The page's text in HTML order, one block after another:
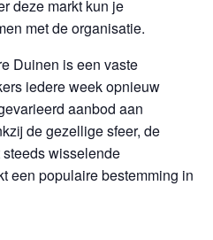
deze markt kun je
met de organisatie.
Duinen is een vaste
iedere week opnieuw
aanbod aan
de gezellige sfeer, de
wisselende
een populaire bestemming in